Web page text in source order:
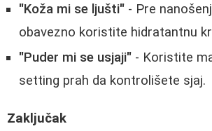
"Koža mi se ljušti" - Pre
obavezno koristite hidratantnu
"Puder mi se usjaji" - Koristite
setting prah da kontrolišete sjaj.
Zaključak